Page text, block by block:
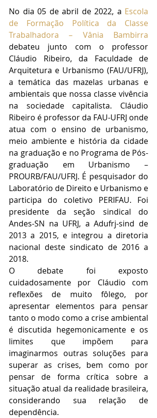
No dia 05 de abril de 2022, a Escola
de Formação Política da Classe
Trabalhadora – Vânia Bambirra
debateu junto com o professor
Cláudio Ribeiro, da Faculdade de
Arquitetura e Urbanismo (FAU/UFRJ),
a temática das mazelas urbanas e
ambientais que nossa classe vivência
na sociedade capitalista. Cláudio
Ribeiro é professor da FAU-UFRJ onde
atua com o ensino de urbanismo,
meio ambiente e história da cidade
na graduação e no Programa de Pós-
graduação em Urbanismo –
PROURB/FAU/UFRJ. É pesquisador do
Laboratório de Direito e Urbanismo e
participa do coletivo PERIFAU. Foi
presidente da seção sindical do
Andes-SN na UFRJ, a Adufrj-sind de
2013 a 2015, e integrou a diretoria
nacional deste sindicato de 2016 a
2018.
O debate foi exposto
cuidadosamente por Cláudio com
reflexões de muito fôlego, por
apresentar elementos para pensar
tanto o modo como a crise ambiental
é discutida hegemonicamente e os
limites que impõem para
imaginarmos outras soluções para
superar as crises, bem como por
pensar de forma crítica sobre a
situação atual da realidade brasileira,
considerando sua relação de
dependência.